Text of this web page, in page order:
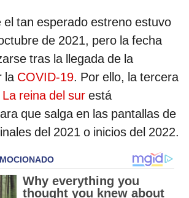
tan esperado estreno estuvo
de 2021, pero la fecha
tras la llegada de la
la COVID-19. Por ello, la tercera
La reina del sur está
que salga en las pantallas de
del 2021 o inicios del 2022.